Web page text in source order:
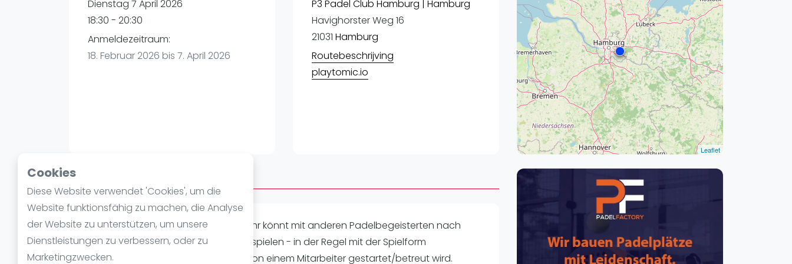
Cookies
Diese Website verwendet 'Cookies', um die
Website funktionsfähig zu machen, die Analyse
der Website zu unterstützen, um unsere
Dienstleistungen zu verbessern, oder zu
Marketingzwecken.
Verschiedenes
Leipzig
Dortmund
Essen
Dienstag 7 April 2026
18:30 - 20:30
Anmeldezeitraum:
18. Februar 2026 bis 7. April 2026
P3 Padel Club Hamburg | Hamburg
Havighorster Weg 16
21031 Hamburg
Routebeschrijving
playtomic.io
Leaflet
Über After Work
PEOPLE PLAY PADEL, beim After Work. Ihr könnt mit anderen Padelbegeisterten nach
eurem Arbeitstag eine Runde Padel spielen - in der Regel mit der Spielform
"King/Queen of the Court", welche von einem Mitarbeiter gestartet/betreut wird.